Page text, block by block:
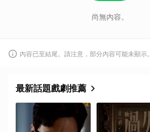
尚無內容。
內容已至結尾。請注意，部分內容可能未顯示。
最新話題戲劇推薦